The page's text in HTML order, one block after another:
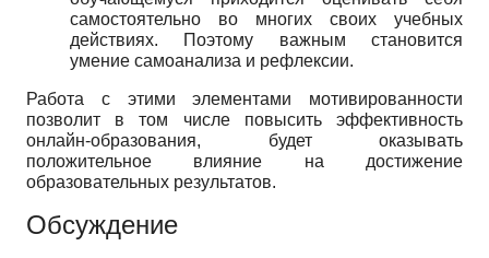
самостоятельно во многих своих учебных
действиях. Поэтому важным становится
умение самоанализа и рефлексии.
Работа с этими элементами мотивированности
позволит в том числе повысить эффективность
онлайн-образования, будет оказывать
положительное влияние на достижение
образовательных результатов.
Обсуждение